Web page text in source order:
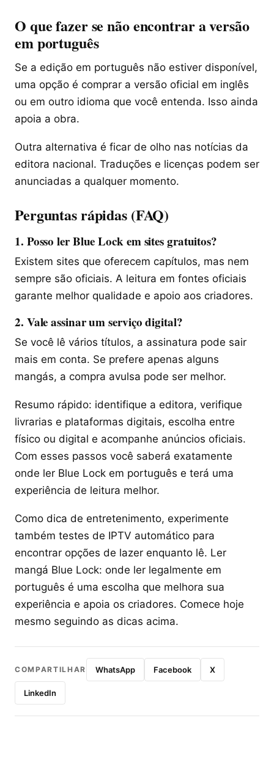
O que fazer se não encontrar a versão
em português
Se a edição em português não estiver disponível,
uma opção é comprar a versão oficial em inglês
ou em outro idioma que você entenda. Isso ainda
apoia a obra.
Outra alternativa é ficar de olho nas notícias da
editora nacional. Traduções e licenças podem ser
anunciadas a qualquer momento.
Perguntas rápidas (FAQ)
1. Posso ler Blue Lock em sites gratuitos?
Existem sites que oferecem capítulos, mas nem
sempre são oficiais. A leitura em fontes oficiais
garante melhor qualidade e apoio aos criadores.
2. Vale assinar um serviço digital?
Se você lê vários títulos, a assinatura pode sair
mais em conta. Se prefere apenas alguns
mangás, a compra avulsa pode ser melhor.
Resumo rápido: identifique a editora, verifique
livrarias e plataformas digitais, escolha entre
físico ou digital e acompanhe anúncios oficiais.
Com esses passos você saberá exatamente
onde ler Blue Lock em português e terá uma
experiência de leitura melhor.
Como dica de entretenimento, experimente
também testes de IPTV automático para
encontrar opções de lazer enquanto lê. Ler
mangá Blue Lock: onde ler legalmente em
português é uma escolha que melhora sua
experiência e apoia os criadores. Comece hoje
mesmo seguindo as dicas acima.
COMPARTILHAR WhatsApp Facebook X
LinkedIn